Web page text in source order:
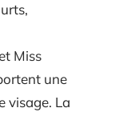
Miss
une
visage. La